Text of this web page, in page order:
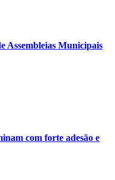
Assembleias Municipais
com forte adesão e